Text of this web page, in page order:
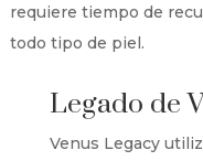
requiere tiempo de
todo tipo de piel.
Legado de
Venus Legacy